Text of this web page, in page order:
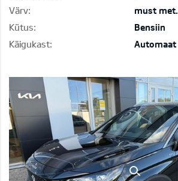
Värv:
must met.
Kütus:
Bensiin
Käigukast:
Automaat